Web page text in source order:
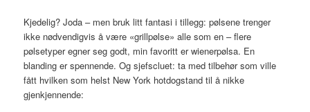
Kjedelig? Joda – men bruk litt fantasi i tillegg: pølsene trenger
ikke nødvendigvis å være «grillpølse» alle som en – flere
pølsetyper egner seg godt, min favoritt er wienerpølsa. En
blanding er spennende. Og sjefscluet: ta med tilbehør som ville
fått hvilken som helst New York hotdogstand til å nikke
gjenkjennende: